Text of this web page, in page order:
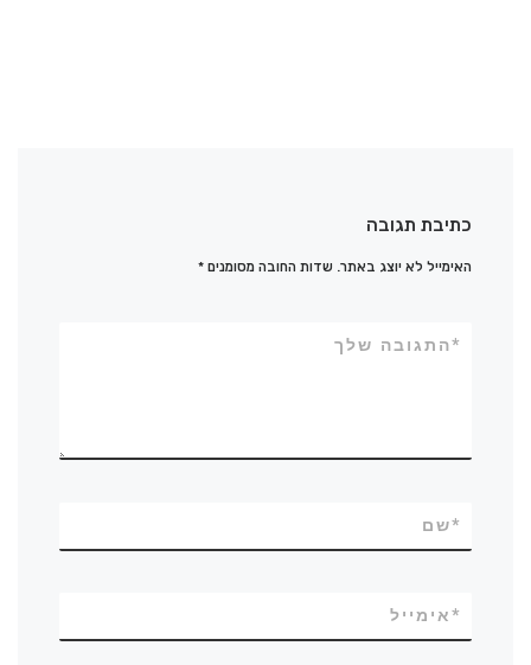
כתיבת תגובה
האימייל לא יוצג באתר. שדות החובה מסומנים*
התגובה שלך*
שם*
אימייל*